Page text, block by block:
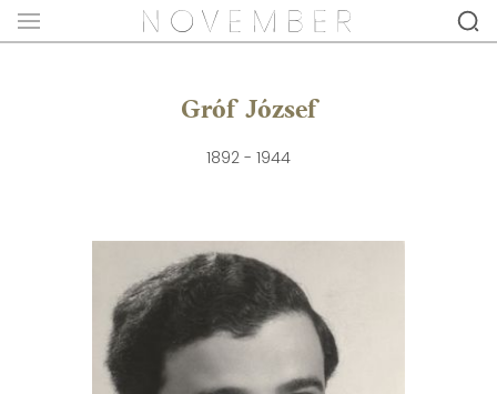
Gróf József
1892 - 1944